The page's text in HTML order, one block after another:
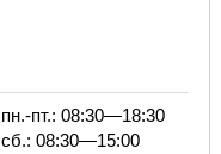
пн.-пт.: 08:30—18:30
сб.: 08:30—15:00